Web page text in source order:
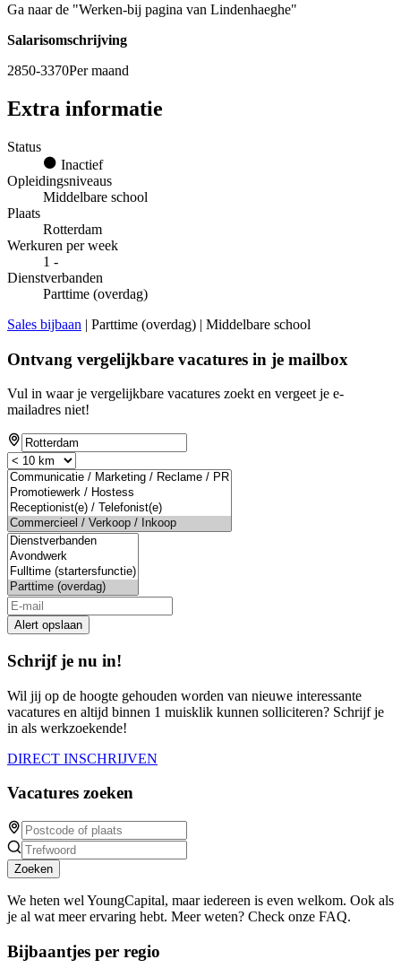
Ga naar de "Werken-bij pagina van Lindenhaeghe"
Salarisomschrijving
2850-3370Per maand
Extra informatie
Status
Inactief
Opleidingsniveaus
Middelbare school
Plaats
Rotterdam
Werkuren per week
1 -
Dienstverbanden
Parttime (overdag)
Sales bijbaan | Parttime (overdag) | Middelbare school
Ontvang vergelijkbare vacatures in je mailbox
Vul in waar je vergelijkbare vacatures zoekt en vergeet je e-
mailadres niet!
Alert opslaan
Schrijf je nu in!
Wil jij op de hoogte gehouden worden van nieuwe interessante
vacatures en altijd binnen 1 muisklik kunnen solliciteren? Schrijf je
in als werkzoekende!
DIRECT INSCHRIJVEN
Vacatures zoeken
Zoeken
We heten wel YoungCapital, maar iedereen is even welkom. Ook als
je al wat meer ervaring hebt. Meer weten? Check onze FAQ.
Bijbaantjes per regio